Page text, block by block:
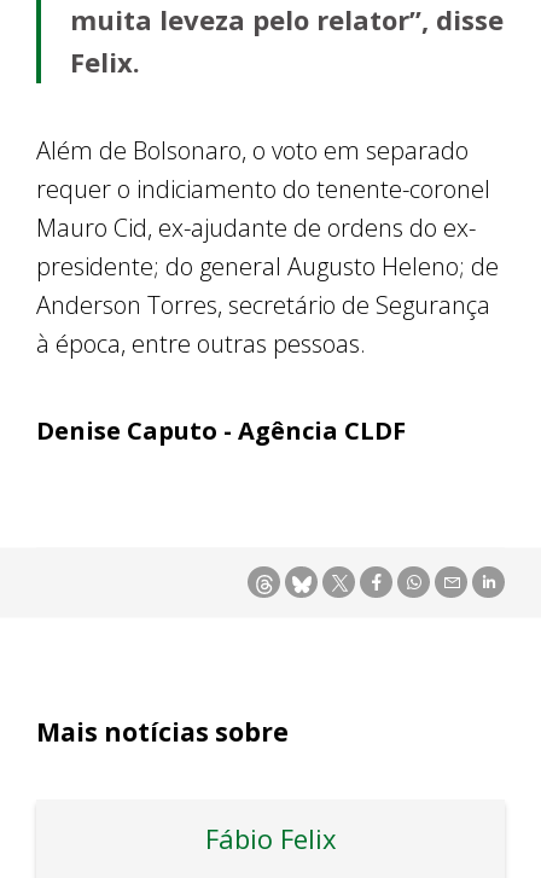
muita leveza pelo relator”, disse
Felix.
Além de Bolsonaro, o voto em separado
requer o indiciamento do tenente-coronel
Mauro Cid, ex-ajudante de ordens do ex-
presidente; do general Augusto Heleno; de
Anderson Torres, secretário de Segurança
à época, entre outras pessoas.
Denise Caputo - Agência CLDF
Mais notícias sobre
Fábio Felix